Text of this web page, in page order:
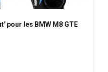
pour les BMW M8 GTE